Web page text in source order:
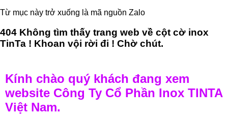
Từ mục này trở xuống là mã nguồn Zalo
404 Không tìm thấy trang web về cột cờ inox
TinTa ! Khoan vội rời đi ! Chờ chút.
Kính chào quý khách đang xem
website Công Ty Cổ Phần Inox TINTA
Việt Nam.